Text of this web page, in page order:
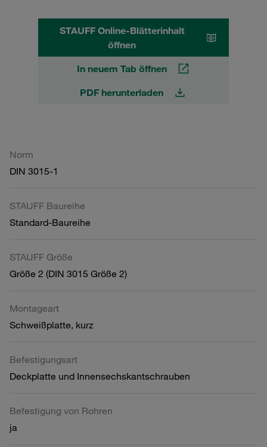
STAUFF Online-Blätterinhalt
öffnen
In neuem Tab öffnen
PDF herunterladen
Norm
DIN 3015-1
STAUFF Baureihe
Standard-Baureihe
STAUFF Größe
Größe 2 (DIN 3015 Größe 2)
Montageart
Schweißplatte, kurz
Befestigungsart
Deckplatte und Innensechskantschrauben
Befestigung von Rohren
ja